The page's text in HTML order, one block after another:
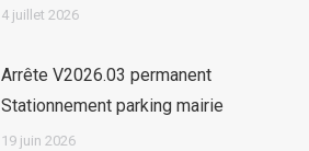
4 juillet 2026
Arrête V2026.03 permanent
Stationnement parking mairie
19 juin 2026